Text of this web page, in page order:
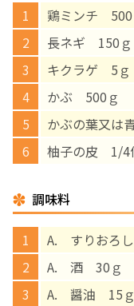
鶏ミンチ 500
長ネギ 150ｇ
キクラゲ 5ｇ
かぶ 500ｇ
かぶの葉又は
柚子の皮 1/4
調味料
A. すりおろ
A. 酒 30ｇ
A. 醤油 15ｇ
‘さんルー
遠方にお住ま